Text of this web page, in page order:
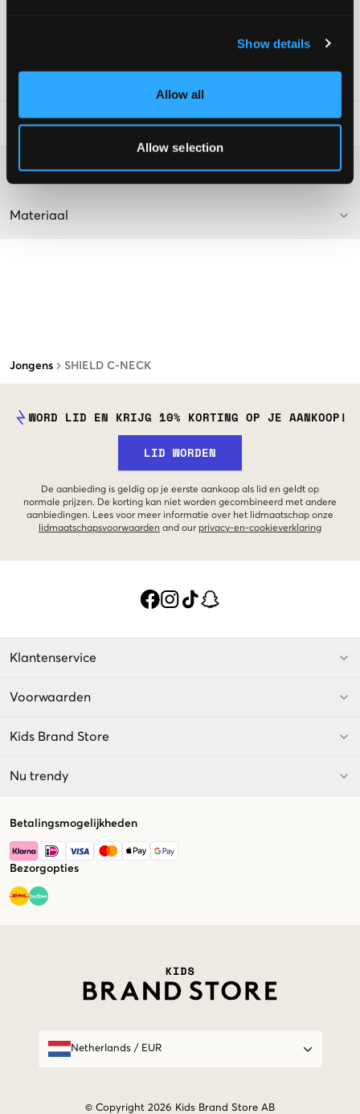
Show details
Allow all
Allow selection
Jongens SHIELD C-NECK
SKU
Laundry Advice:
Washing advice
Materiaal
WORD LID EN KRIJG 10% KORTING OP JE AANKOOP!
LID WORDEN
De aanbieding is geldig op je eerste aankoop als lid en geldt op
normale prijzen. De korting kan niet worden gecombineerd met andere
aanbiedingen. Lees voor meer informatie over het lidmaatschap onze
lidmaatschapsvoorwaarden and our privacy-en-cookieverklaring
Klantenservice
Voorwaarden
Kids Brand Store
Nu trendy
Betalingsmogelijkheden
Bezorgopties
Netherlands/ EUR
© Copyright 2026 Kids Brand Store AB